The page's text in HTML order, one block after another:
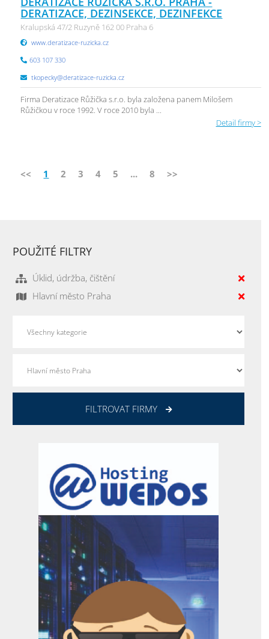
DERATIZACE, DEZINSEKCE, DEZINFEKCE
Kralupská 47/2 Ruzyně 162 00 Praha 6
www.deratizace-ruzicka.cz
603 107 330
tkopecky@deratizace-ruzicka.cz
Firma Deratizace Růžička s.r.o. byla založena panem Milošem
Růžičkou v roce 1992. V roce 2010 byla ...
Detail firmy >
<< 1 2 3 4 5 ... 8 >>
POUŽITÉ FILTRY
Úklid, údržba, čištění
Hlavní město Praha
FILTROVAT FIRMY